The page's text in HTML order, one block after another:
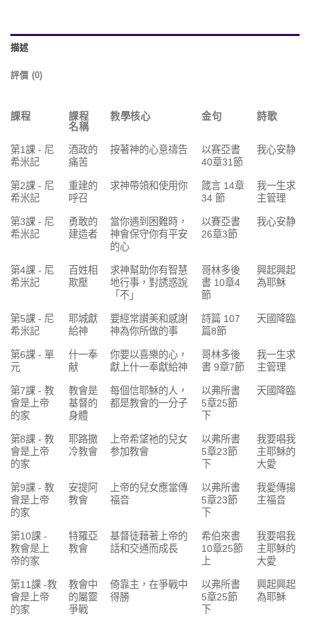
描述
評價 (0)
課程
課程
名稱
教學核心 金句 詩歌
第1課 - 尼
希米記
酒政的
痛苦
按著神的心意禱告
以赛亞書
40章31節
我心安静
第2課 - 尼
希米記
重建的
呼召
求神帶領和使用你
箴言 14章
34 節
我一生求
主管理
第3課 - 尼
希米記
勇敢的
建造者
當你遇到困難時，
神會保守你有平安
的心
以賽亞書
26章3節
我心安静
第4課 - 尼
希米記
百姓相
欺壓
求神幫助你有智慧
地行事，對誘惑說
「不」
哥林多後
書 10章4
節
興起興起
為耶穌
第5課 - 尼
希米記
耶城獻
給神
要經常讃美和感謝
神為你所做的事
詩篇 107
篇8節
天國降臨
第6課 - 單
元
什一奉
献
你要以喜樂的心，
獻上什一奉獻給神
哥林多後
書 9章7節
我一生求
主管理
第7課 - 教
會是上帝
的家
教會是
基督的
身體
每個信耶穌的人，
都是教會的一分子
以弗所書
5章25節
下
天國降臨
第8課 - 教
會是上帝
的家
耶路撒
冷教會
上帝希望祂的兒女
参加教會
以弗所書
5章23節
下
我要唱我
主耶穌的
大愛
第9課 - 教
會是上帝
的家
安提阿
教會
上帝的兒女應當傳
福音
以弗所書
5章23節
下
我愛傳揚
主福音
第10課 -
教會是上
帝的家
特羅亞
教會
基督徒藉著上帝的
話和交通而成長
希伯來書
10章25節
上
我要唱我
主耶穌的
大愛
第11課 -教
會是上帝
的家
教會中
的屬靈
爭戰
倚靠主，在爭戰中
得勝
以弗所書
5章25節
下
興起興起
為耶穌